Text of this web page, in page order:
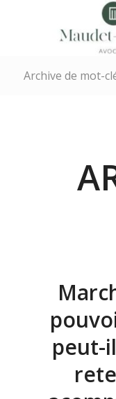
Archive de mot-
peut-